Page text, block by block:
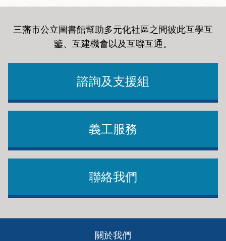
三藩市公立圖書館幫助多元化社區之間彼此互學互
鑒、互建機會以及互聯互通。
諮詢及支援組
義工服務
聯絡我們
關於我們